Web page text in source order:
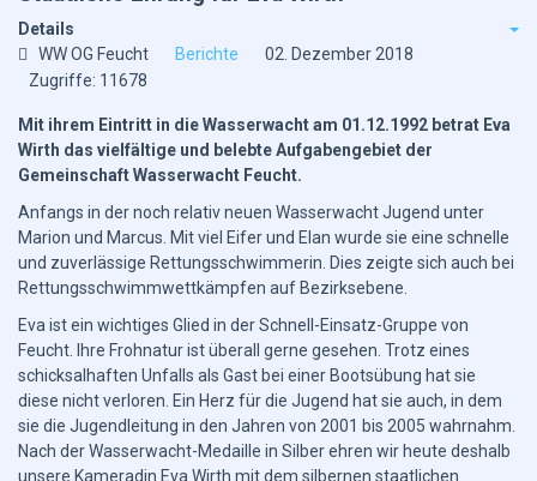
Details
WW OG Feucht
Berichte
02. Dezember 2018
Zugriffe: 11678
Mit ihrem Eintritt in die Wasserwacht am 01.12.1992 betrat Eva
Wirth das vielfältige und belebte Aufgabengebiet der
Gemeinschaft Wasserwacht Feucht.
Anfangs in der noch relativ neuen Wasserwacht Jugend unter
Marion und Marcus. Mit viel Eifer und Elan wurde sie eine schnelle
und zuverlässige Rettungsschwimmerin. Dies zeigte sich auch bei
Rettungsschwimmwettkämpfen auf Bezirksebene.
Eva ist ein wichtiges Glied in der Schnell-Einsatz-Gruppe von
Feucht. Ihre Frohnatur ist überall gerne gesehen. Trotz eines
schicksalhaften Unfalls als Gast bei einer Bootsübung hat sie
diese nicht verloren. Ein Herz für die Jugend hat sie auch, in dem
sie die Jugendleitung in den Jahren von 2001 bis 2005 wahrnahm.
Nach der Wasserwacht-Medaille in Silber ehren wir heute deshalb
unsere Kameradin Eva Wirth mit dem silbernen staatlichen